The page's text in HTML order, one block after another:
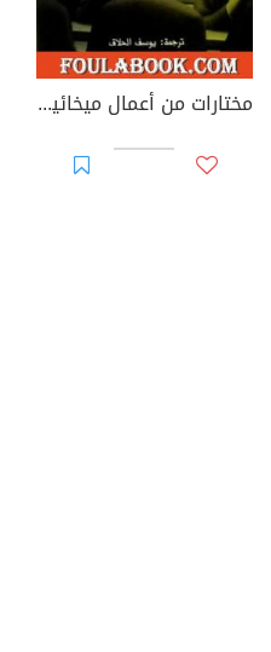
مختارات من أعمال ميخائيل باختين